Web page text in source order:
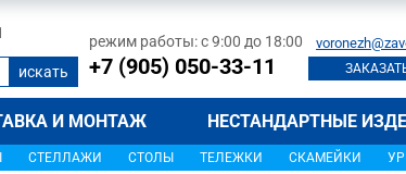
режим работы: с 9:00 до 18:00
+7 (905) 050-33-11
И МОНТАЖ НЕСТАНДАРТНЫЕ
СТЕЛЛАЖИ СТОЛЫ ТЕЛЕЖКИ СКАМЕЙКИ